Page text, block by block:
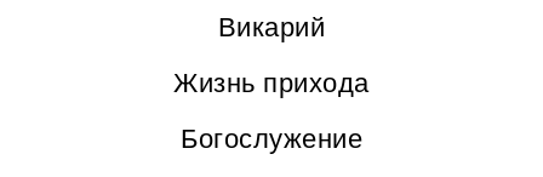
Викарий
Жизнь прихода
Богослужение